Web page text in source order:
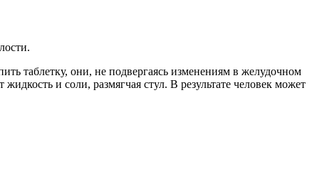
таблетку, они, не подвергаясь изменениям в желудочном
и соли, размягчая стул. В результате человек может